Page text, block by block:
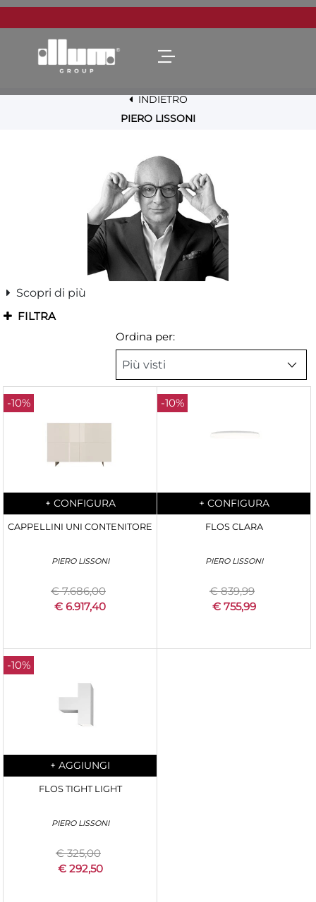
Open menu
INDIETRO
PIERO LISSONI
Scopri di più
FILTRA
Ordina per:
-10%
Quantità
+ CONFIGURA
CAPPELLINI UNI CONTENITORE
PIERO LISSONI
€ 7.686,00
€ 6.917,40
-10%
Quantità
+ CONFIGURA
FLOS CLARA
PIERO LISSONI
€ 839,99
€ 755,99
-10%
Quantità
+ AGGIUNGI
FLOS TIGHT LIGHT
PIERO LISSONI
€ 325,00
€ 292,50